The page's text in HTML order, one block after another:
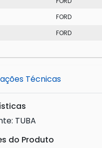
FORD
FORD
Técnicas
TUBA
do Produto